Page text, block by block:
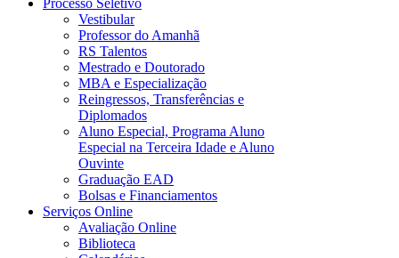
Processo Seletivo
Vestibular
Professor do Amanhã
RS Talentos
Mestrado e Doutorado
MBA e Especialização
Reingressos, Transferências e
Diplomados
Aluno Especial, Programa Aluno
Especial na Terceira Idade e Aluno
Ouvinte
Graduação EAD
Bolsas e Financiamentos
Serviços Online
Avaliação Online
Biblioteca